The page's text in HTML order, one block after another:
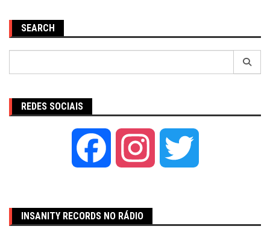
SEARCH
REDES SOCIAIS
Facebook Instagram
INSANITY RECORDS NO RÁDIO